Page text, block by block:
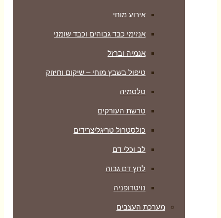
אירוע מוחי
אנזימי כבד גבוהים וכבד שומני
אנמיה וברזל
טיפול בשבץ מוחי – שיקום וחיזוק
טלסמיה
טרשת העורקים
כולסטרול טריגליצרידים
לב וכלי דם
לחץ דם גבוה
נויטרופניה
מערכת העצבים